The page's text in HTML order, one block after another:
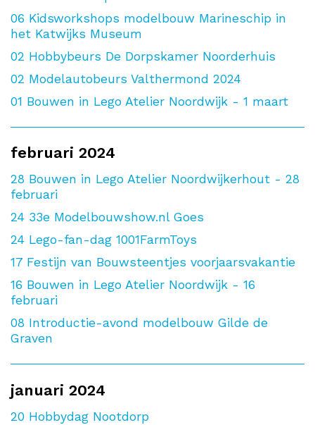
06 Kidsworkshops modelbouw Marineschip in
het Katwijks Museum
02 Hobbybeurs De Dorpskamer Noorderhuis
02 Modelautobeurs Valthermond 2024
01 Bouwen in Lego Atelier Noordwijk - 1 maart
februari 2024
28 Bouwen in Lego Atelier Noordwijkerhout - 28
februari
24 33e Modelbouwshow.nl Goes
24 Lego-fan-dag 1001FarmToys
17 Festijn van Bouwsteentjes voorjaarsvakantie
16 Bouwen in Lego Atelier Noordwijk - 16
februari
08 Introductie-avond modelbouw Gilde de
Graven
januari 2024
20 Hobbydag Nootdorp